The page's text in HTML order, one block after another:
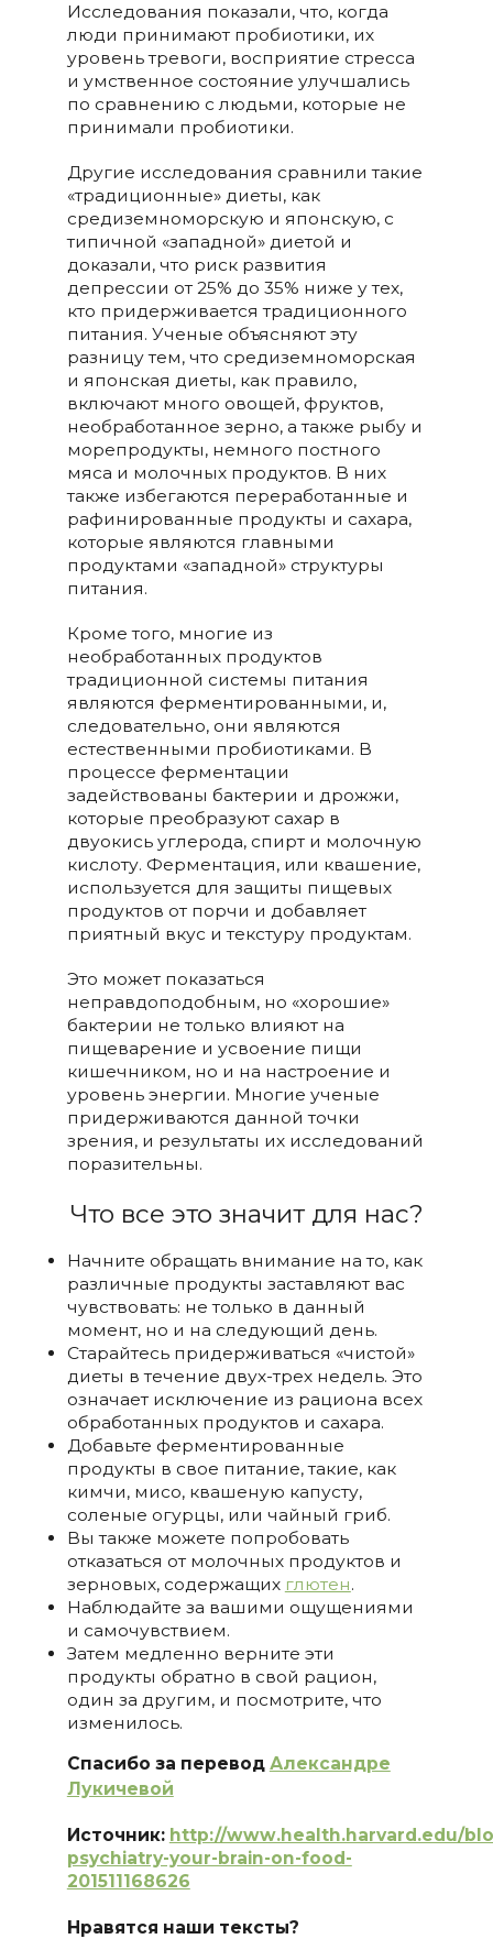
Исследования показали, что, когда
люди принимают пробиотики, их
уровень тревоги, восприятие стресса
и умственное состояние улучшались
по сравнению с людьми, которые не
принимали пробиотики.
Другие исследования сравнили такие
«традиционные» диеты, как
средиземноморскую и японскую, с
типичной «западной» диетой и
доказали, что риск развития
депрессии от 25% до 35% ниже у тех,
кто придерживается традиционного
питания. Ученые объясняют эту
разницу тем, что средиземноморская
и японская диеты, как правило,
включают много овощей, фруктов,
необработанное зерно, а также рыбу и
морепродукты, немного постного
мяса и молочных продуктов. В них
также избегаются переработанные и
рафинированные продукты и сахара,
которые являются главными
продуктами «западной» структуры
питания.
Кроме того, многие из
необработанных продуктов
традиционной системы питания
являются ферментированными, и,
следовательно, они являются
естественными пробиотиками. В
процессе ферментации
задействованы бактерии и дрожжи,
которые преобразуют сахар в
двуокись углерода, спирт и молочную
кислоту. Ферментация, или квашение,
используется для защиты пищевых
продуктов от порчи и добавляет
приятный вкус и текстуру продуктам.
Это может показаться
неправдоподобным, но «хорошие»
бактерии не только влияют на
пищеварение и усвоение пищи
кишечником, но и на настроение и
уровень энергии. Многие ученые
придерживаются данной точки
зрения, и результаты их исследований
поразительны.
Что все это значит для нас?
Начните обращать внимание на то, как
различные продукты заставляют вас
чувствовать: не только в данный
момент, но и на следующий день.
Старайтесь придерживаться «чистой»
диеты в течение двух-трех недель. Это
означает исключение из рациона всех
обработанных продуктов и сахара.
Добавьте ферментированные
продукты в свое питание, такие, как
кимчи, мисо, квашеную капусту,
соленые огурцы, или чайный гриб.
Вы также можете попробовать
отказаться от молочных продуктов и
зерновых, содержащих глютен.
Наблюдайте за вашими ощущениями
и самочувствием.
Затем медленно верните эти
продукты обратно в свой рацион,
один за другим, и посмотрите, что
изменилось.
Спасибо за перевод Александре
Лукичевой
Источник: http://www.health.harvard.edu/
psychiatry-your-brain-on-food-
201511168626
Нравятся наши тексты?